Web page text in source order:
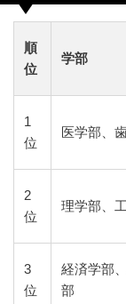
順
位
学部
1
位
医学部、
2
位
理学部、
3
位
経済学部
部